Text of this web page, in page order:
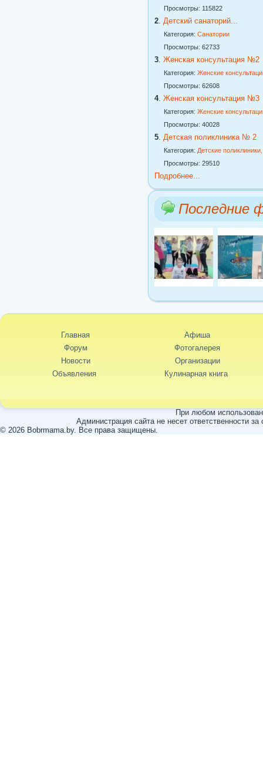
Просмотры: 115822
2 Детский санаторий...
Категория: Санатории
Просмотры: 62733
3 Женская консультация №2
Категория: Женские
Просмотры: 62608
4. Женская консультация №3
Категория: Женские
Просмотры: 40028
5 Детская поликлиника № 2
Категория: Детские
Просмотры: 29510
Подробнее...
Последние
Главная
Форум
Новости
Объявления
Афиша
Фотогалерея
Организации
Кулинарная книга
При любом
Администрация сайта не несет ответственности
© 2026 Bobrmama.by. Все права защищены.